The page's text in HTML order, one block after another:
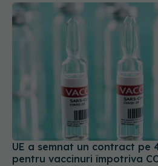
UE a semnat un contract pe
pentru vaccinuri împotriva